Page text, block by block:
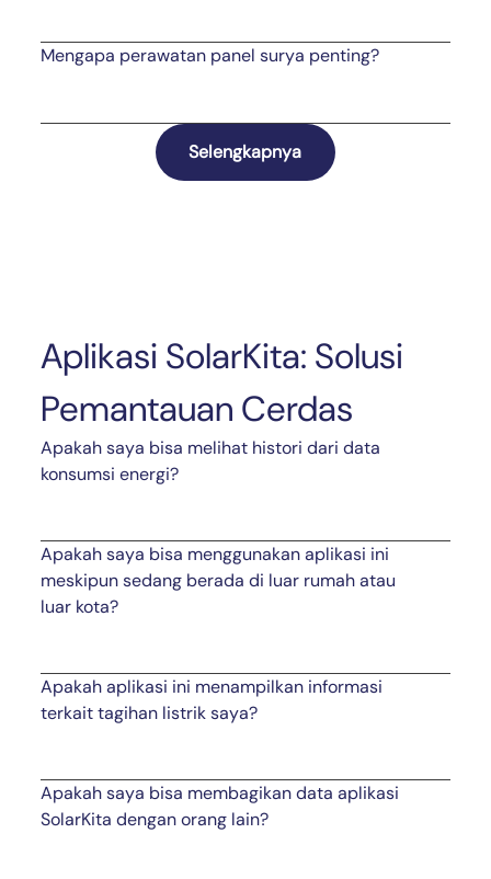
Mengapa perawatan panel surya penting?
Selengkapnya
Aplikasi SolarKita: Solusi
Pemantauan Cerdas
Apakah saya bisa melihat histori dari data
konsumsi energi?
Apakah saya bisa menggunakan aplikasi ini
meskipun sedang berada di luar rumah atau
luar kota?
Apakah aplikasi ini menampilkan informasi
terkait tagihan listrik saya?
Apakah saya bisa membagikan data aplikasi
SolarKita dengan orang lain?